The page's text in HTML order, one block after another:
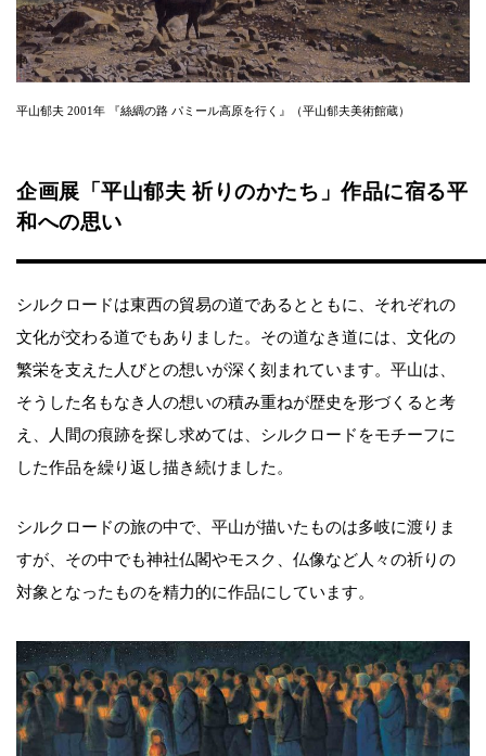
平山郁夫 2001年 『絲綢の路 パミール高原を行く』（平山郁夫美術館蔵）
企画展「平山郁夫 祈りのかたち」作品に宿る平
和への思い
シルクロードは東西の貿易の道であるとともに、それぞれの
文化が交わる道でもありました。その道なき道には、文化の
繁栄を支えた人びとの想いが深く刻まれています。平山は、
そうした名もなき人の想いの積み重ねが歴史を形づくると考
え、人間の痕跡を探し求めては、シルクロードをモチーフに
した作品を繰り返し描き続けました。
シルクロードの旅の中で、平山が描いたものは多岐に渡りま
すが、その中でも神社仏閣やモスク、仏像など人々の祈りの
対象となったものを精力的に作品にしています。